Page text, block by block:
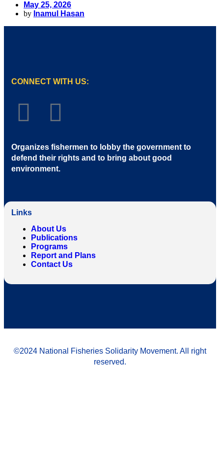
May 25, 2026
by Inamul Hasan
CONNECT WITH US:
Organizes fishermen to lobby the government to
defend their rights and to bring about good
environment.
Links
About Us
Publications
Programs
Report and Plans
Contact Us
©2024 National Fisheries Solidarity Movement. All right
reserved.